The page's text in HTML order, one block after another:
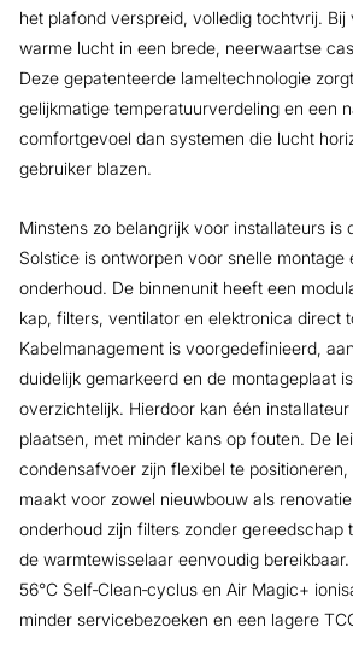
het plafond verspreid, volledig tochtvrij.
warme lucht in een brede, neerwaartse
Deze gepatenteerde lameltechnologie
gelijkmatige temperatuurverdeling en een
comfortgevoel dan systemen die lucht
gebruiker blazen.
Minstens zo belangrijk voor installateurs is
Solstice is ontworpen voor snelle montage
onderhoud. De binnenunit heeft een
kap, filters, ventilator en elektronica direct
Kabelmanagement is voorgedefinieerd,
duidelijk gemarkeerd en de montageplaat
overzichtelijk. Hierdoor kan één
plaatsen, met minder kans op fouten. De
condensafvoer zijn flexibel te
maakt voor zowel nieuwbouw als
onderhoud zijn filters zonder gereedschap
de warmtewisselaar eenvoudig
56°C Self‑Clean‑cyclus en Air Magic+
minder servicebezoeken en een lagere